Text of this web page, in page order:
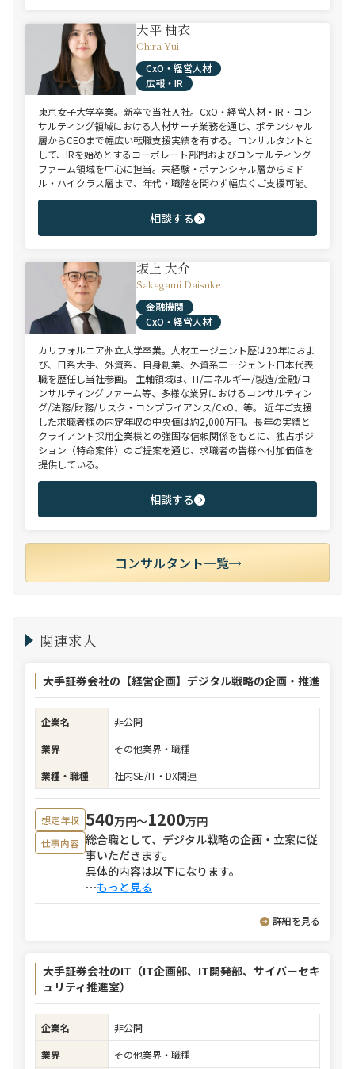
大平 柚衣
Ohira Yui
CxO・経営人材
広報・IR
東京女子大学卒業。新卒で当社入社。CxO・経営人材・IR・コン
サルティング領域における人材サーチ業務を通じ、ポテンシャル
層からCEOまで幅広い転職支援実績を有する。コンサルタントと
して、IRを始めとするコーポレート部門およびコンサルティング
ファーム領域を中心に担当。未経験・ポテンシャル層からミド
ル・ハイクラス層まで、年代・職階を問わず幅広くご支援可能。
相談する
坂上 大介
Sakagami Daisuke
金融機関
CxO・経営人材
カリフォルニア州立大学卒業。人材エージェント歴は20年におよ
び、日系大手、外資系、自身創業、外資系エージェント日本代表
職を歴任し当社参画。 主軸領域は、IT/エネルギー/製造/金融/コ
ンサルティングファーム等、多様な業界におけるコンサルティン
グ/法務/財務/リスク・コンプライアンス/CxO、等。 近年ご支援
した求職者様の内定年収の中央値は約2,000万円。長年の実績と
クライアント採用企業様との強固な信頼関係をもとに、独占ポジ
ション（特命案件）のご提案を通じ、求職者の皆様へ付加価値を
提供している。
相談する
コンサルタント一覧
関連求人
大手証券会社の【経営企画】デジタル戦略の企画・推進
企業名
非公開
業界
その他業界・職種
業種・職種
社内SE/IT・DX関連
想定年収 540万円〜1200万円
仕事内容 総合職として、デジタル戦略の企画・立案に従
事いただきます。
具体的内容は以下になります。
⋯もっと見る
詳細を見る
大手証券会社のIT（IT企画部、IT開発部、サイバーセキ
ュリティ推進室）
企業名
非公開
業界
その他業界・職種